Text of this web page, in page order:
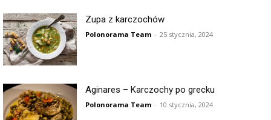
Zupa z karczochów
Polonorama Team - 25 stycznia, 2024
Aginares – Karczochy po grecku
Polonorama Team - 10 stycznia, 2024